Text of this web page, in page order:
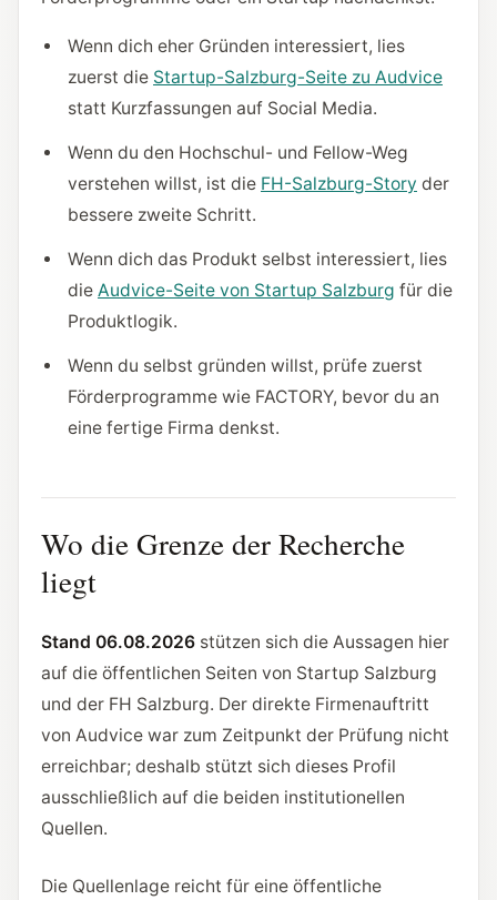
Wenn dich eher Gründen interessiert, lies
zuerst die Startup-Salzburg-Seite zu Audvice
statt Kurzfassungen auf Social Media.
Wenn du den Hochschul- und Fellow-Weg
verstehen willst, ist die FH-Salzburg-Story der
bessere zweite Schritt.
Wenn dich das Produkt selbst interessiert, lies
die Audvice-Seite von Startup Salzburg für die
Produktlogik.
Wenn du selbst gründen willst, prüfe zuerst
Förderprogramme wie FACTORY, bevor du an
eine fertige Firma denkst.
Wo die Grenze der Recherche
liegt
Stand 06.08.2026 stützen sich die Aussagen hier
auf die öffentlichen Seiten von Startup Salzburg
und der FH Salzburg. Der direkte Firmenauftritt
von Audvice war zum Zeitpunkt der Prüfung nicht
erreichbar; deshalb stützt sich dieses Profil
ausschließlich auf die beiden institutionellen
Quellen.
Die Quellenlage reicht für eine öffentliche